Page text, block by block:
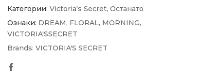
Категории: Victoria's Secret, Останато
Ознаки: DREAM, FLORAL, MORNING,
VICTORIA'SSECRET
Brands: VICTORIA'S SECRET